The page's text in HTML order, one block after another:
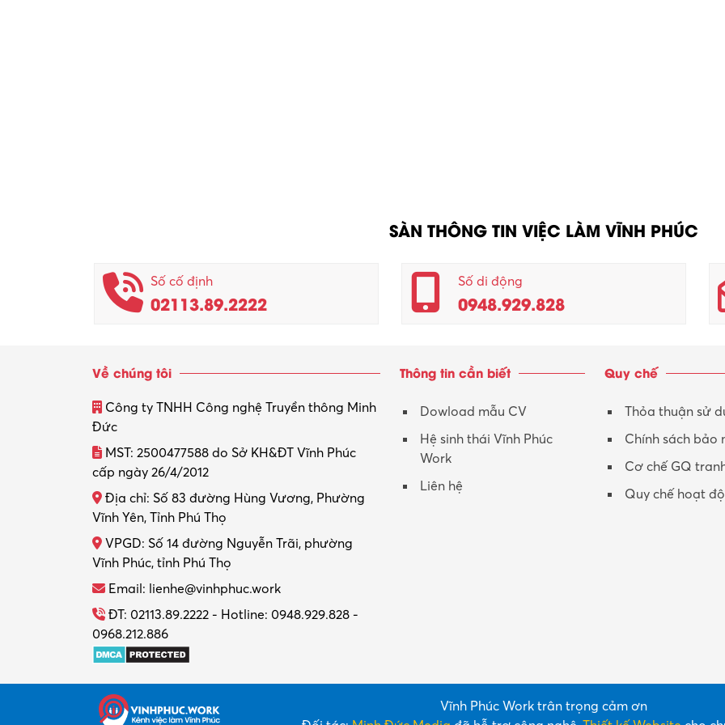
SÀN THÔNG TIN VIỆC LÀM VĨNH PHÚC
Số cố định
02113.89.2222
Số di động
0948.929.828
Về chúng tôi
Công ty TNHH Công nghệ Truyền thông Minh
Đức
MST: 2500477588 do Sở KH&ĐT Vĩnh Phúc
cấp ngày 26/4/2012
Địa chỉ: Số 83 đường Hùng Vương, Phường
Vĩnh Yên, Tỉnh Phú Thọ
VPGD: Số 14 đường Nguyễn Trãi, phường
Vĩnh Phúc, tỉnh Phú Thọ
Email: lienhe@vinhphuc.work
ĐT: 02113.89.2222 - Hotline: 0948.929.828 -
0968.212.886
Thông tin cần biết
Dowload mẫu CV
Hệ sinh thái Vĩnh Phúc
Work
Liên hệ
Quy chế
Thỏa thuận sử
Chính sách bảo
Cơ chế GQ
Quy chế hoạt
Vĩnh Phúc Work trân trọng cảm ơn